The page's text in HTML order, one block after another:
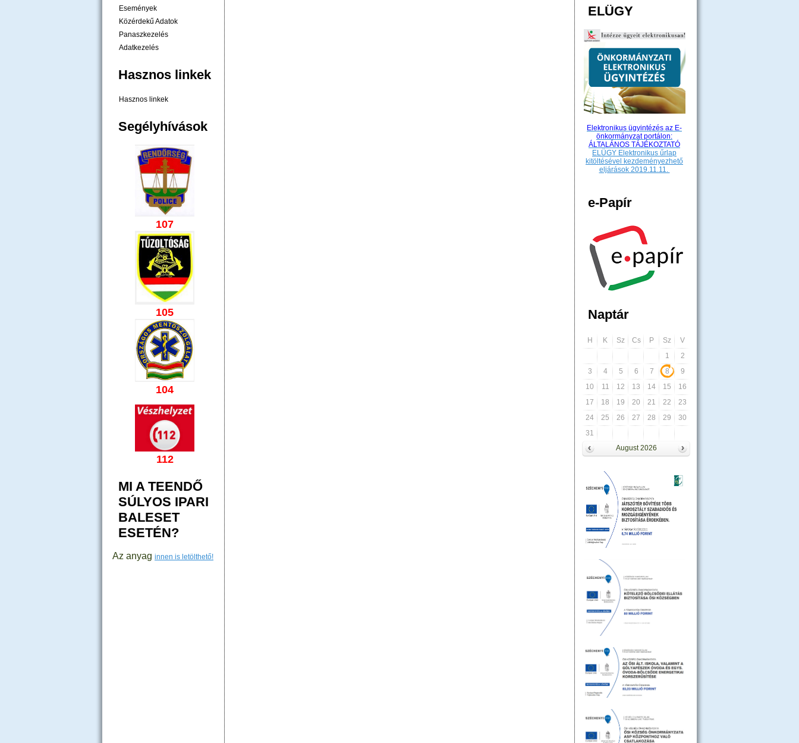
Események
Közérdekű Adatok
Panaszkezelés
Adatkezelés
Hasznos linkek
Hasznos linkek
Segélyhívások
107
105
104
112
MI A TEENDŐ
SÚLYOS IPARI
BALESET
ESETÉN?
Az anyag innen is letölthető!
ELÜGY
Elektronikus ügyintézés az E-
önkormányzat portálon:
ÁLTALÁNOS TÁJÉKOZTATÓ
ELÜGY Elektronikus űrlap
kitöltésével kezdeményezhető
eljárások 2019.11.11.
e-Papír
Naptár
H K Sz Cs P Sz
V
1
2
3
4 5 6 7 8
9
10
11 12 13 14 15
16
17
18 19 20 21 22
23
24
25 26 27 28 29
30
31
August 2026